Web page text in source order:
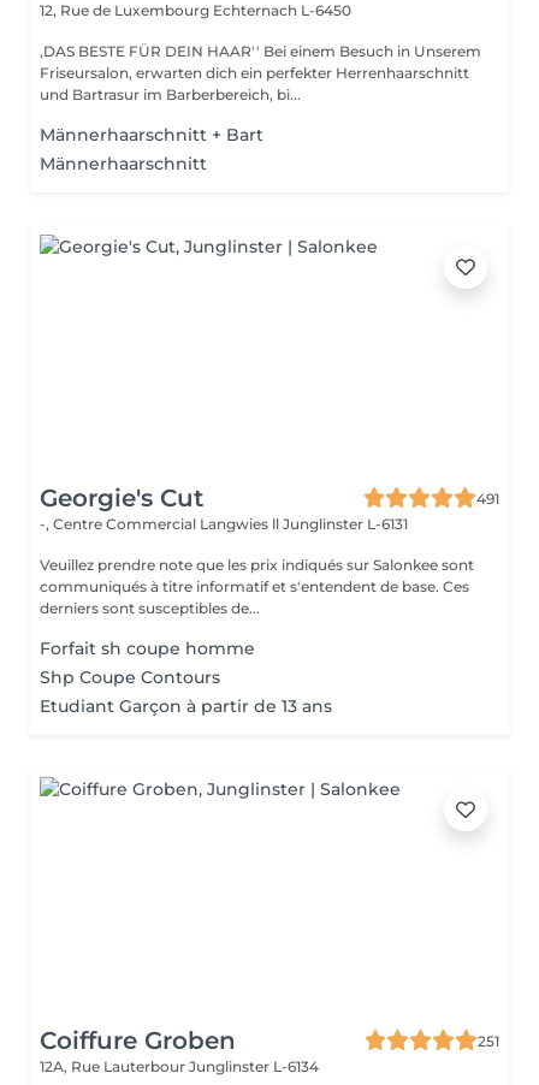
12, Rue de Luxembourg Echternach L-6450
,DAS BESTE FÜR DEIN HAAR'' Bei einem Besuch in Unserem
Friseursalon, erwarten dich ein perfekter Herrenhaarschnitt
und Bartrasur im Barberbereich, bi...
Männerhaarschnitt + Bart
Männerhaarschnitt
Georgie's Cut
491
-, Centre Commercial Langwies ll Junglinster L-6131
Veuillez prendre note que les prix indiqués sur Salonkee sont
communiqués à titre informatif et s'entendent de base. Ces
derniers sont susceptibles de...
Forfait sh coupe homme
Shp Coupe Contours
Etudiant Garçon à partir de 13 ans
Coiffure Groben
251
12A, Rue Lauterbour Junglinster L-6134